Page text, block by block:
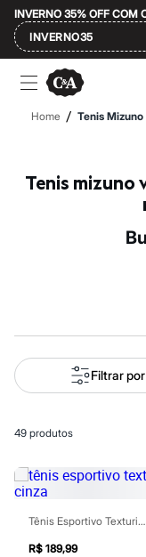
INVERNO 35% OFF COM
INVERNO35
Ofertas
Compre por
Feminino
Masculino
Mindse7
Plus Size
Novidades
Roupas
Blusas e Camisetas
Básicos
Jeans
Saias
Shorts e Bermudas
Vestidos
Acessórios
Bolsas
Bonés e Chapéus
Home / Tenis
Tenis mizuno wave prophecy 9 3 pares de
Filtrar por
49 produtos
Tênis Esportivo Texturizado Cinza
R$ 189,99